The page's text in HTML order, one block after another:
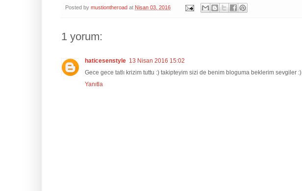
Posted by mustiontheroad at Nisan 03, 2016
1 yorum:
haticesenstyle 13 Nisan 2016 15:02
Gece gece tatlı krizim tuttu :) takipteyim sizi de benim bloguma beklerim sevgiler :)
Yanıtla